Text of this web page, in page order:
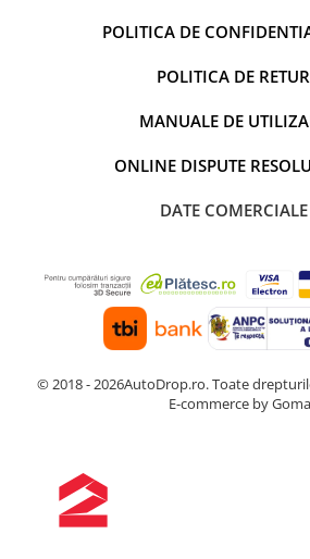
POLITICA DE
POLITICA DE RETUR
MANUALE DE
ONLINE DISPUTE
DATE COMERCIALE
© 2018 - 2026AutoDrop.ro. Toate
E-commerce by